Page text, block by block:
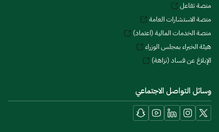
منصة تفاعل
منصة الاستشارات العامة
منصة الخدمات المالية (اعتماد)
هيئة الخبراء بمجلس الوزراء
الإبلاغ عن فساد (نزاهة)
وسائل التواصل الاجتماعي